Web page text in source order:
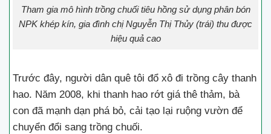
Tham gia mô hình trồng chuối tiêu hồng sử dụng phân bón
NPK khép kín, gia đình chị Nguyễn Thị Thủy (trái) thu được
hiệu quả cao
Trước đây, người dân quê tôi đổ xô đi trồng cây thanh
hao. Năm 2008, khi thanh hao rớt giá thê thảm, bà
con đã mạnh dạn phá bỏ, cải tạo lại ruộng vườn để
chuyển đổi sang trồng chuối.